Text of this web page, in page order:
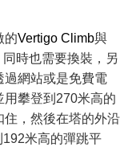
的Vertigo Climb與
時也需要換裝，另
網站或是免費電
攀登到270米高的
住，然後在塔的外沿
米高的彈跳平